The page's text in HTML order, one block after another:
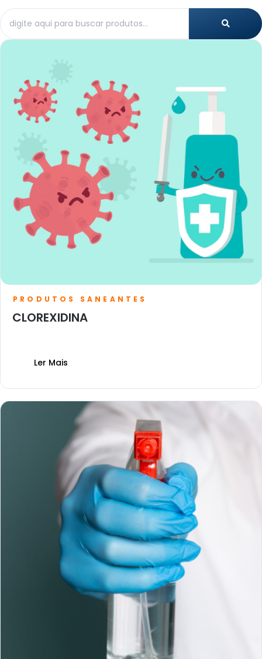
PRODUTOS SANEANTES
CLOREXIDINA
Ler Mais